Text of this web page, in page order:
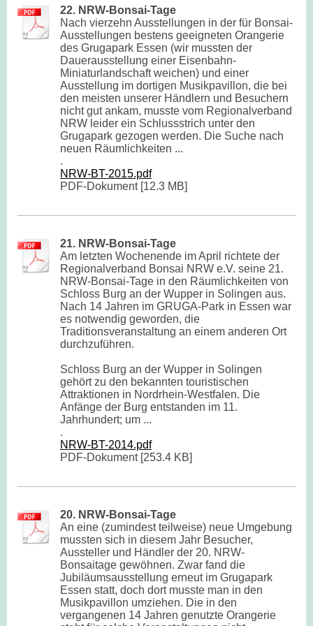
22. NRW-Bonsai-Tage
Nach vierzehn Ausstellungen in der für Bonsai-
Ausstellungen bestens geeigneten Orangerie
des Grugapark Essen (wir mussten der
Dauerausstellung einer Eisenbahn-
Miniaturlandschaft weichen) und einer
Ausstellung im dortigen Musikpavillon, die bei
den meisten unserer Händlern und Besuchern
nicht gut ankam, musste vom Regionalverband
NRW leider ein Schlussstrich unter den
Grugapark gezogen werden. Die Suche nach
neuen Räumlichkeiten ...
.
NRW-BT-2015.pdf
PDF-Dokument [12.3 MB]
21. NRW-Bonsai-Tage
Am letzten Wochenende im April richtete der
Regionalverband Bonsai NRW e.V. seine 21.
NRW-Bonsai-Tage in den Räumlichkeiten von
Schloss Burg an der Wupper in Solingen aus.
Nach 14 Jahren im GRUGA-Park in Essen war
es notwendig geworden, die
Traditionsveranstaltung an einem anderen Ort
durchzuführen.
Schloss Burg an der Wupper in Solingen
gehört zu den bekannten touristischen
Attraktionen in Nordrhein-Westfalen. Die
Anfänge der Burg entstanden im 11.
Jahrhundert; um ...
.
NRW-BT-2014.pdf
PDF-Dokument [253.4 KB]
20. NRW-Bonsai-Tage
An eine (zumindest teilweise) neue Umgebung
mussten sich in diesem Jahr Besucher,
Aussteller und Händler der 20. NRW-
Bonsaitage gewöhnen. Zwar fand die
Jubiläumsausstellung erneut im Grugapark
Essen statt, doch dort musste man in den
Musikpavillon umziehen. Die in den
vergangenen 14 Jahren genutzte Orangerie